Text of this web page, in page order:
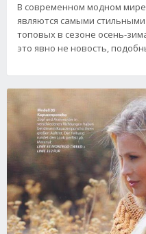
В современном модном
являются самыми
топовых в сезоне осень-
это явно не новость,